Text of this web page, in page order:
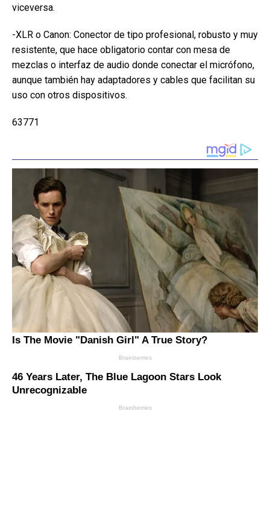
viceversa.
-XLR o Canon: Conector de tipo profesional, robusto y muy
resistente, que hace obligatorio contar con mesa de
mezclas o interfaz de audio donde conectar el micrófono,
aunque también hay adaptadores y cables que facilitan su
uso con otros dispositivos.
63771